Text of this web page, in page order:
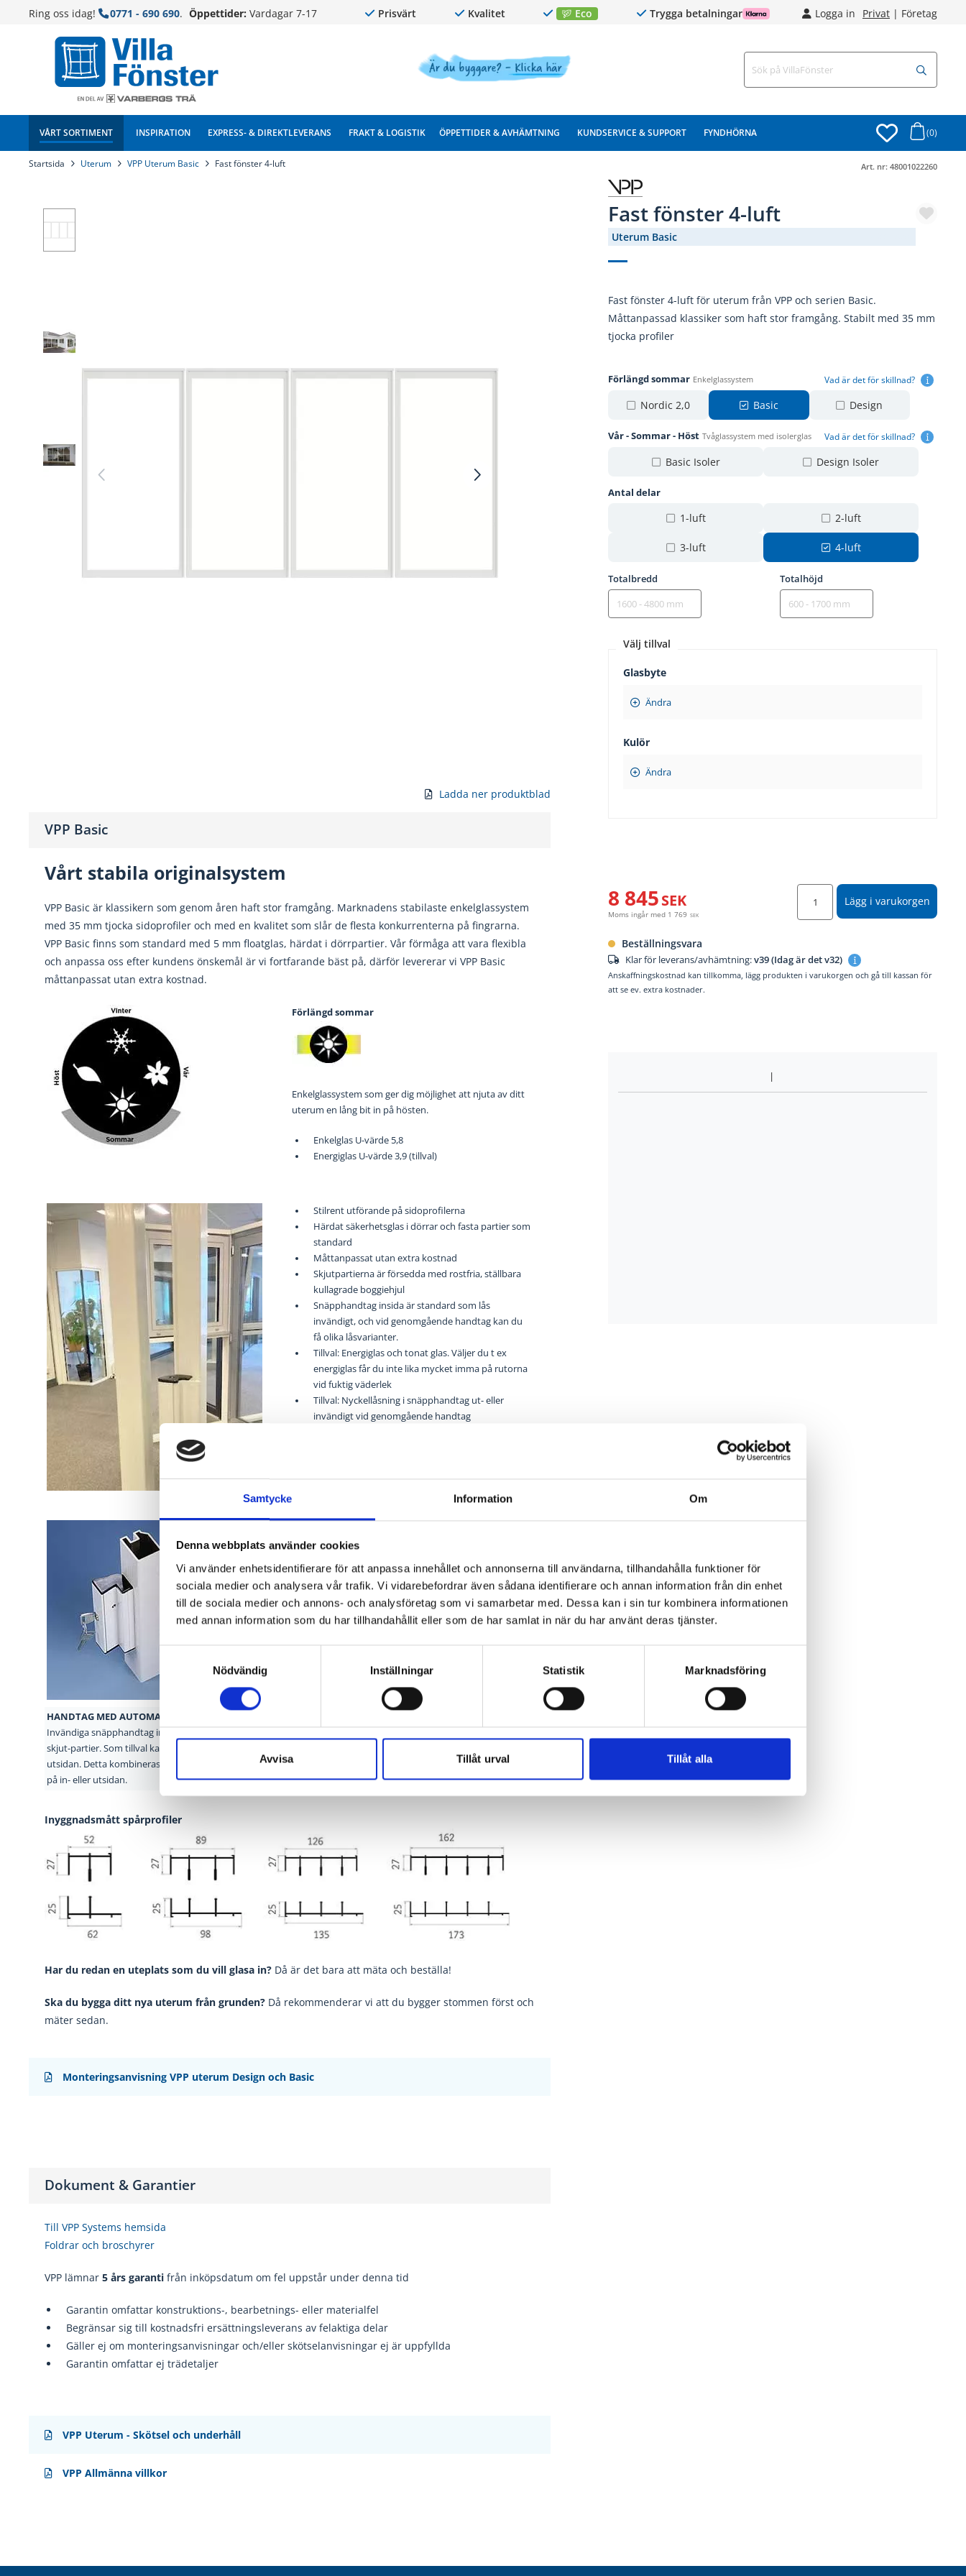
Samtycke Information Om
Denna webbplats använder cookies
Vi använder enhetsidentifierare för att anpassa innehållet och annonserna till användarna, tillhandahålla funktioner för
sociala medier och analysera vår trafik. Vi vidarebefordrar även sådana identifierare och annan information från din enhet
till de sociala medier och annons- och analysföretag som vi samarbetar med. Dessa kan i sin tur kombinera informationen
med annan information som du har tillhandahållit eller som de har samlat in när du har använt deras tjänster.
Nödvändig
Inställningar Statistik Marknadsföring
Avvisa Tillåt urval Tillåt alla
Ring oss idag! 0771 - 690 690. Öppettider: Vardagar 7-17 Prisvärt Kvalitet Eco Trygga betalningar Logga in Privat| Företag
VÅRT SORTIMENT INSPIRATION EXPRESS- & DIREKTLEVERANS FRAKT & LOGISTIK ÖPPETTIDER & AVHÄMTNING KUNDSERVICE & SUPPORT FYNDHÖRNA (0)
Startsida Uterum VPP Uterum Basic Fast fönster 4-luft Art. nr: 48001022260
Fast fönster 4-luft
Uterum Basic
Fast fönster 4-luft för uterum från VPP och serien Basic.
Måttanpassad klassiker som haft stor framgång. Stabilt med 35 mm
tjocka profiler
Förlängd sommar Enkelglassystem Vad är det för skillnad?
Nordic 2,0 Basic Design
Vår - Sommar - Höst Tvåglassystem med isolerglas Vad är det för skillnad?
Basic Isoler Design Isoler
Antal delar
1-luft 2-luft
3-luft 4-luft
Totalbredd Totalhöjd
Välj tillval
Glasbyte
Ändra
Kulör
Ändra
Lägg i varukorgen
8 845SEK
Moms ingår med 1 769 SEK
Beställningsvara
Klar för leverans/avhämtning:v39 (Idag är det v32)
Anskaffningskostnad kan tillkomma, lägg produkten i varukorgen och gå till kassan för
att se ev. extra kostnader.
Ladda ner produktblad
VPP Basic
Vårt stabila originalsystem
VPP Basic är klassikern som genom åren haft stor framgång. Marknadens stabilaste enkelglassystem
med 35 mm tjocka sidoprofiler och med en kvalitet som slår de flesta konkurrenterna på fingrarna.
VPP Basic finns som standard med 5 mm floatglas, härdat i dörrpartier. Vår förmåga att vara flexibla
och anpassa oss efter kundens önskemål är vi fortfarande bäst på, därför levererar vi VPP Basic
måttanpassat utan extra kostnad.
Förlängd sommar
Enkelglassystem som ger dig möjlighet att njuta av ditt
uterum en lång bit in på hösten.
Enkelglas U-värde 5,8
Energiglas U-värde 3,9 (tillval)
Stilrent utförande på sidoprofilerna
Härdat säkerhetsglas i dörrar och fasta partier som
standard
Måttanpassat utan extra kostnad
Skjutpartierna är försedda med rostfria, ställbara
kullagrade boggiehjul
Snäpphandtag insida är standard som lås
invändigt, och vid genomgående handtag kan du
få olika låsvarianter.
Tillval: Energiglas och tonat glas. Väljer du t ex
energiglas får du inte lika mycket imma på rutorna
vid fuktig väderlek
Tillval: Nyckellåsning i snäpphandtag ut- eller
invändigt vid genomgående handtag
HANDTAG MED AUTOMATISK
Invändiga snäpphandtag ingår
skjut-partier. Som tillval kan man
utsidan. Detta kombineras vanligen
med nyckellåsning
på in- eller utsidan.
boggiehjul.
Inyggnadsmått spårprofiler
Har du redan en uteplats som du vill glasa in?Då är det bara att mäta och beställa!
Ska du bygga ditt nya uterum från grunden?Då rekommenderar vi att du bygger stommen först och
mäter sedan.
Monteringsanvisning VPP uterum Design och Basic
Dokument & Garantier
Till VPP Systems hemsida
Foldrar och broschyrer
VPP lämnar 5 års garantifrån inköpsdatum om fel uppstår under denna tid
Garantin omfattar konstruktions-, bearbetnings- eller materialfel
Begränsar sig till kostnadsfri ersättningsleverans av felaktiga delar
Gäller ej om monteringsanvisningar och/eller skötselanvisningar ej är uppfyllda
Garantin omfattar ej trädetaljer
VPP Uterum - Skötsel och underhåll
VPP Allmänna villkor